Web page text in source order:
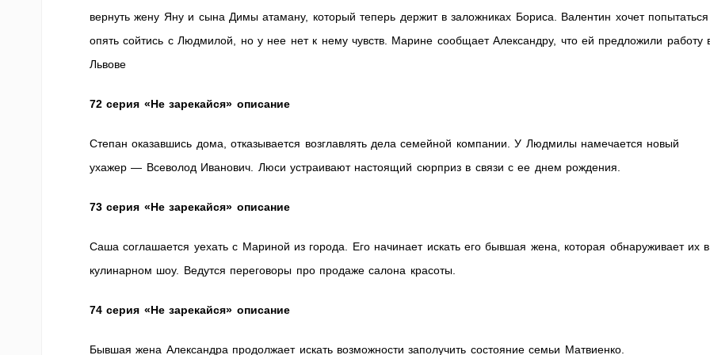
вернуть жену Яну и сына Димы атаману, который теперь держит в заложниках Бориса. Валентин хочет попытаться
опять сойтись с Людмилой, но у нее нет к нему чувств. Марине сообщает Александру, что ей предложили работу
Львове
72 серия «Не зарекайся» описание
Степан оказавшись дома, отказывается возглавлять дела семейной компании. У Людмилы намечается новый
ухажер — Всеволод Иванович. Люси устраивают настоящий сюрприз в связи с ее днем рождения.
73 серия «Не зарекайся» описание
Саша соглашается уехать с Мариной из города. Его начинает искать его бывшая жена, которая обнаруживает их в
кулинарном шоу. Ведутся переговоры про продаже салона красоты.
74 серия «Не зарекайся» описание
Бывшая жена Александра продолжает искать возможности заполучить состояние семьи Матвиенко.